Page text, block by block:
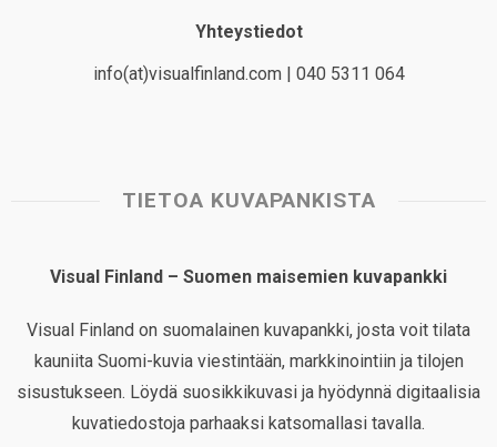
Yhteystiedot
info(at)visualfinland.com | 040 5311 064
TIETOA KUVAPANKISTA
Visual Finland – Suomen maisemien kuvapankki
Visual Finland on suomalainen kuvapankki, josta voit tilata
kauniita Suomi-kuvia viestintään, markkinointiin ja tilojen
sisustukseen. Löydä suosikkikuvasi ja hyödynnä digitaalisia
kuvatiedostoja parhaaksi katsomallasi tavalla.